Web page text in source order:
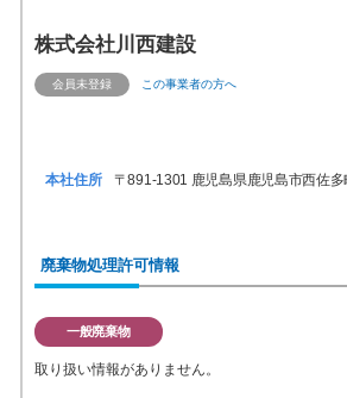
株式会社川西建設
会員未登録 この事業者の方へ
本社住所 〒891-1301 鹿児島県鹿児島市西佐多
廃棄物処理許可情報
一般廃棄物
取り扱い情報がありません。